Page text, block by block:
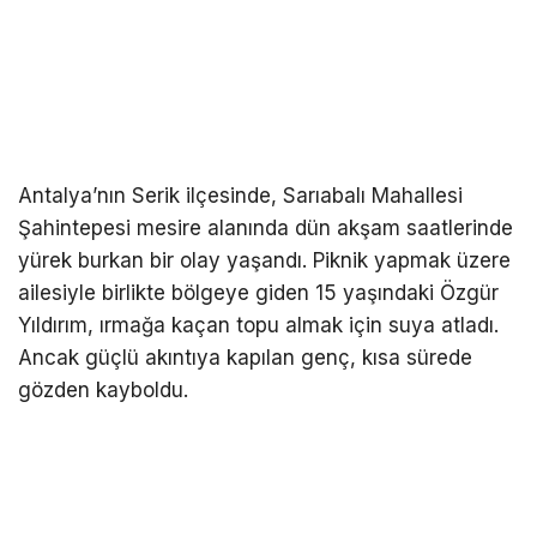
Antalya’nın Serik ilçesinde, Sarıabalı Mahallesi
Şahintepesi mesire alanında dün akşam saatlerinde
yürek burkan bir olay yaşandı. Piknik yapmak üzere
ailesiyle birlikte bölgeye giden 15 yaşındaki Özgür
Yıldırım, ırmağa kaçan topu almak için suya atladı.
Ancak güçlü akıntıya kapılan genç, kısa sürede
gözden kayboldu.